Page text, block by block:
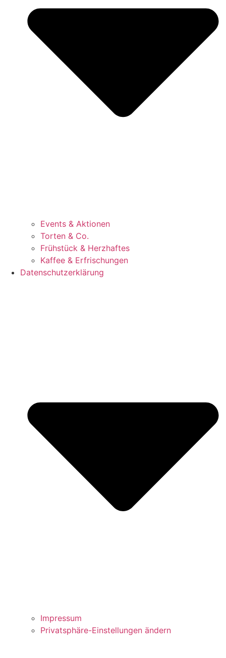
Events & Aktionen
Torten & Co.
Frühstück & Herzhaftes
Kaffee & Erfrischungen
Datenschutzerklärung
Impressum
Privatsphäre-Einstellungen ändern